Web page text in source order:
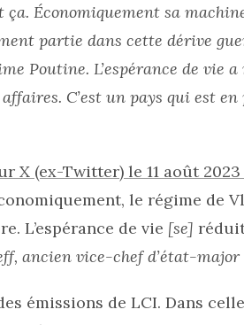
Économiquement sa
partie dans cette dérive
Poutine. L’espérance de vie a
C’est un pays qui est en
X (ex-Twitter) le 11 août 2023
le régime de
L’espérance de vie [se]
ancien vice-chef d’état-major
émissions de LCI. Dans